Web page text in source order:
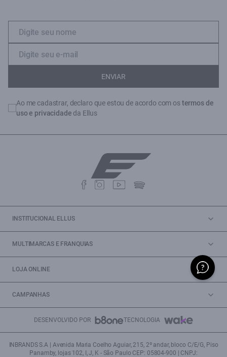
ENVIAR
Ao me cadastrar, declaro que estou de acordo com ostermos de
uso e privacidade da Ellus
INSTITUCIONAL ELLUS
MULTIMARCAS E FRANQUIAS
LOJA ONLINE
CAMPANHAS
DESENVOLVIDO POR TECNOLOGIA
INBRANDS S.A | Avenida Maria Coelho Aguiar, 215, 2º andar, bloco C/E/G, Piso
Panamby, lojas 102, I, J, K - São Paulo CEP: 05804-900 | CNPJ: